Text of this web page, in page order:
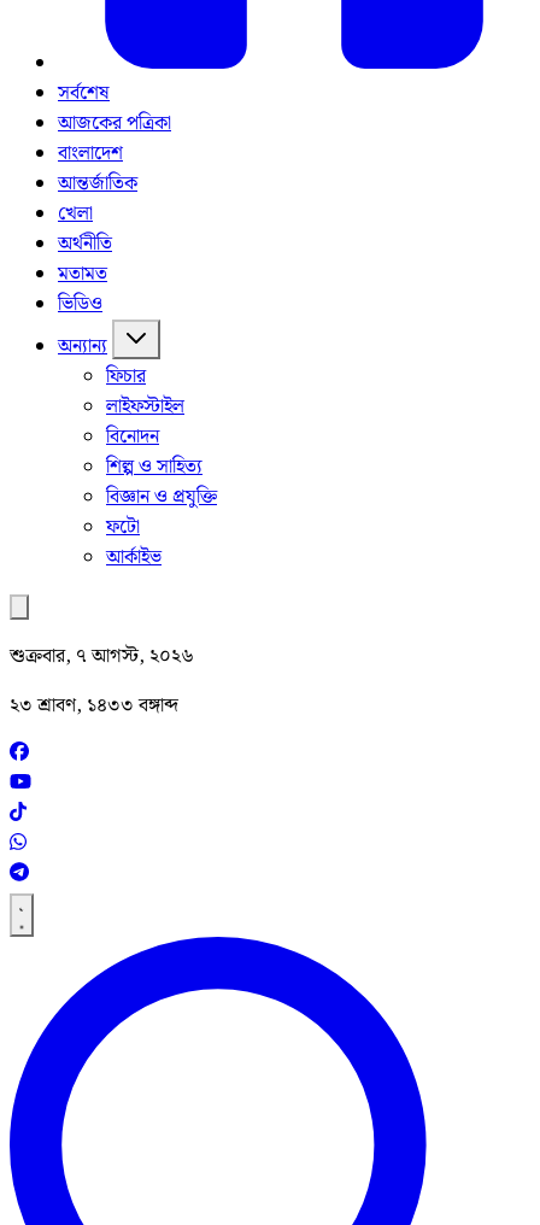
সর্বশেষ
আজকের পত্রিকা
বাংলাদেশ
আন্তর্জাতিক
খেলা
অর্থনীতি
মতামত
ভিডিও
অন্যান্য
ফিচার
লাইফস্টাইল
বিনোদন
শিল্প ও সাহিত্য
বিজ্ঞান ও প্রযুক্তি
ফটো
আর্কাইভ
শুক্রবার, ৭ আগস্ট, ২০২৬
২৩ শ্রাবণ, ১৪৩৩ বঙ্গাব্দ